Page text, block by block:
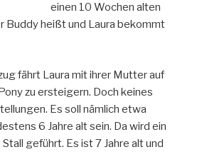
einen 10 Wochen alten
Buddy heißt und Laura bekommt
fährt Laura mit ihrer Mutter auf
zu ersteigern. Doch keines
Es soll nämlich etwa
6 Jahre alt sein. Da wird ein
geführt. Es ist 7 Jahre alt und